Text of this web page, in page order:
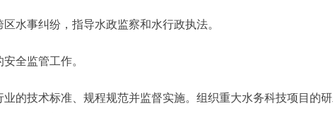
事纠纷，指导水政监察和水行政执法。
全监管工作。
技术标准、规程规范并监督实施。组织重大水务科技项目的